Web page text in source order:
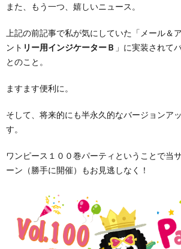
また、もう一つ、嬉しいニュース。
上記の前記事で私が気にしていた「メール＆
ント リー用インジケーターＢ 」に実装されて
とのこと。
ますます便利に。
そして、将来的にも半永久的なバージョンア
す。
ワンピース１００巻パーティということで当
ーン（勝手に開催）もお見逃しなく！